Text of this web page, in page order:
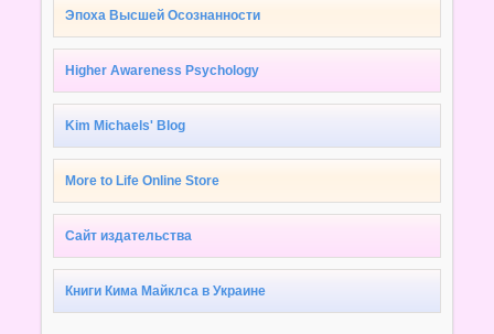
Эпоха Высшей Осознанности
Higher Awareness Psychology
Kim Michaels' Blog
More to Life Online Store
Сайт издательства
Книги Кима Майклса в Украине